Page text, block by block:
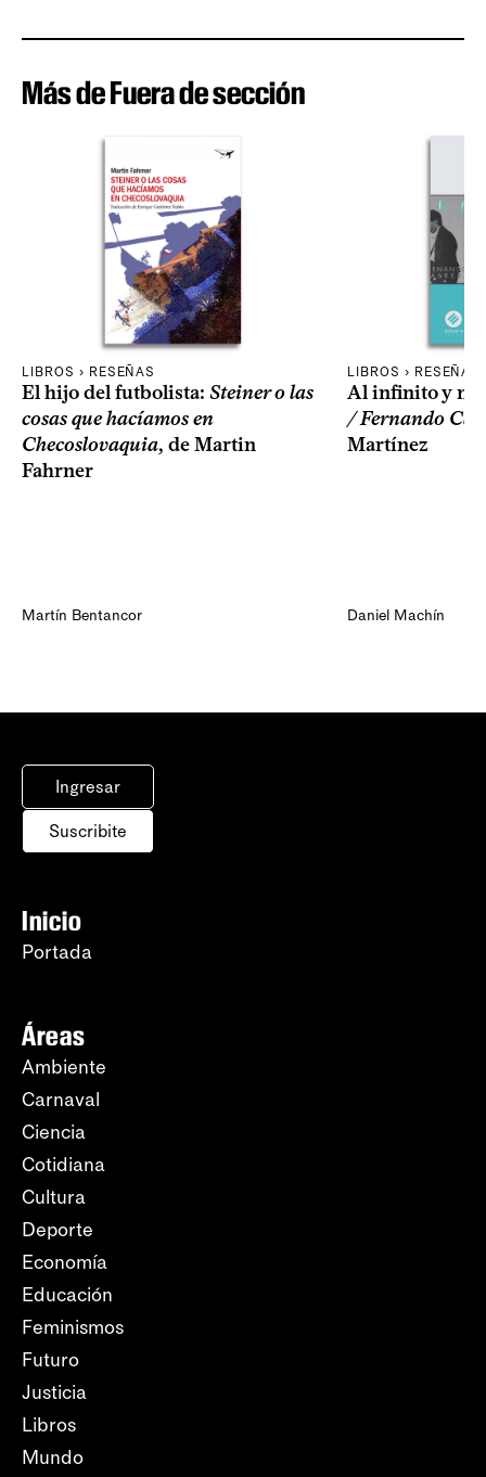
Más de Fuera de sección
LIBROS › RESEÑAS
El hijo del futbolista: Steiner o las
cosas que hacíamos en
Checoslovaquia, de Martin
Fahrner
Martín Bentancor
LIBROS › RESEÑAS
Al infinito y
/ Fernando
Martínez
Daniel Machín
Ingresar
Suscribite
Inicio
Portada
Áreas
Ambiente
Carnaval
Ciencia
Cotidiana
Cultura
Deporte
Economía
Educación
Feminismos
Futuro
Justicia
Libros
Mundo